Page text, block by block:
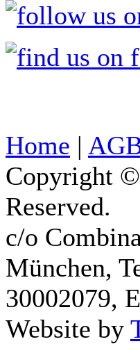
Home |
Copyright
Reserved.
c/o
München,
30002079,
Website by